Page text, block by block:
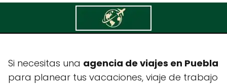
Egali Puebla
Si necesitas una agencia de viajes en Puebla
para planear tus vacaciones, viaje de trabajo